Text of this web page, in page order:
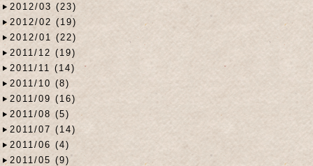
2012/03 (23)
2012/02 (19)
2012/01 (22)
2011/12 (19)
2011/11 (14)
2011/10 (8)
2011/09 (16)
2011/08 (5)
2011/07 (14)
2011/06 (4)
2011/05 (9)